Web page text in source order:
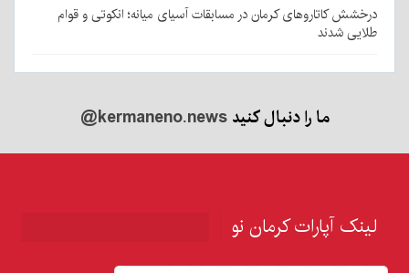
درخشش کاتاروهای کرمان در مسابقات آسیای میانه؛ انکوتی و قوام
طلایی شدند
ما را دنبال کنید@kermaneno.news
لینک آپارات کرمان نو